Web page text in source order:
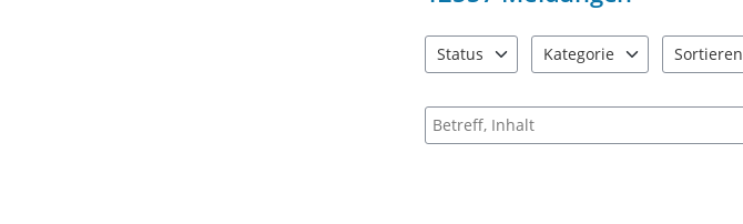
Status
Kategorie
Sortieren
Suche nach Meldungen und Kommentaren